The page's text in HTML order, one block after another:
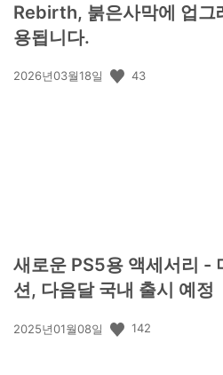
Rebirth, 붉은사막에 업그
용됩니다.
공
2026년03월18일 43
새로운 PS5용 액세서리 -
션, 다음달 국내 출시 예정
공
2025년01월08일 142